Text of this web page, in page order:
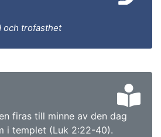
och trofasthet
firas till minne av den dag
i templet (Luk 2:22-40).